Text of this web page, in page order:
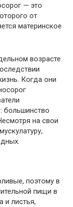
— это
от
материнское
возрасте
Когда они
большинство
на свои
поэтому в
пищи в
и листья,